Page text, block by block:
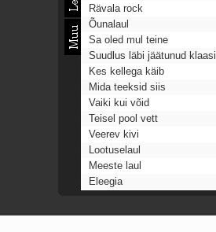
Rävala rock
Õunalaul
Sa oled mul teine
Suudlus läbi jäätunud klaasi
Kes kellega käib
Mida teeksid siis
Vaiki kui võid
Teisel pool vett
Veerev kivi
Lootuselaul
Meeste laul
Eleegia
Ahtumine